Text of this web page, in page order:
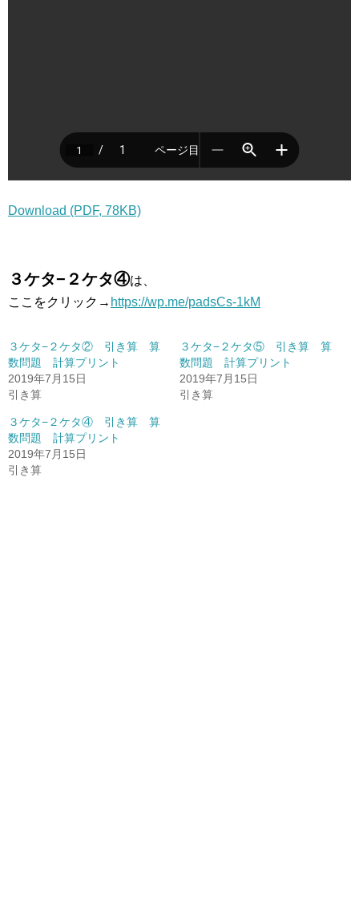
Download (PDF, 78KB)
３ケタ−２ケタ④は、
ここをクリック→ https://wp.me/padsCs-1kM
３ケタ−２ケタ② 引き算 算
数問題 計算プリント
2019年7月15日
引き算
３ケタ−２ケタ⑤ 引き算 算
数問題 計算プリント
2019年7月15日
引き算
３ケタ−２ケタ④ 引き算 算
数問題 計算プリント
2019年7月15日
引き算